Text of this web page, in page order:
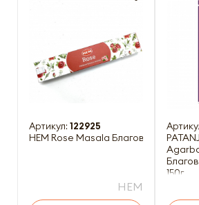
Артикул: 122925
HEM Rose Masala Благовоние Роза
HEM
150г